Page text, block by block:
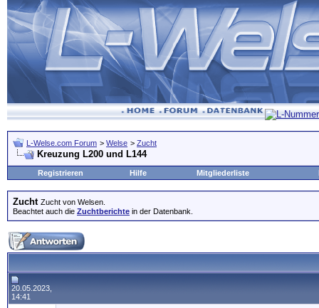
L-Welse.com Forum > Welse > Zucht
Kreuzung L200 und L144
Registrieren Hilfe Mitgliederliste
Zucht Zucht von Welsen.
Beachtet auch die Zuchtberichte in der Datenbank.
20.05.2023,
14:41